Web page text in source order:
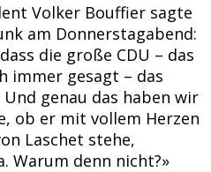
Volker Bouffier sagte
am Donnerstagabend:
die große CDU – das
immer gesagt – das
genau das haben wir
ob er mit vollem Herzen
Laschet stehe,
Warum denn nicht?»